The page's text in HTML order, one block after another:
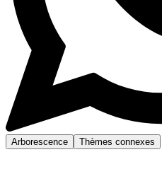
Arborescence Thèmes connexes